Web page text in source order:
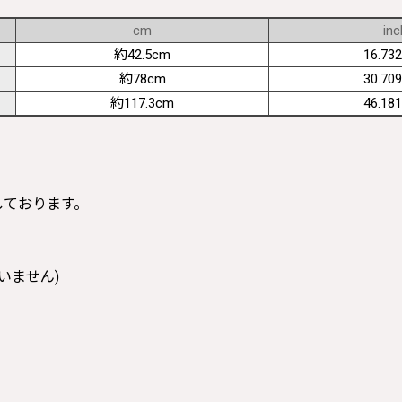
cm
約42.5cm
約78cm
約117.3cm
おります。
ません)